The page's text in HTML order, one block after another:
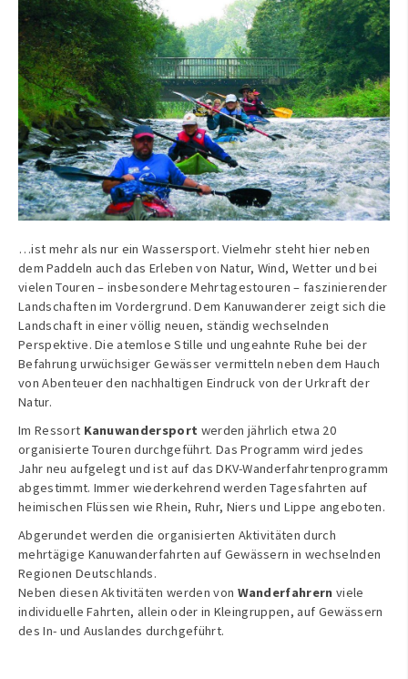
…ist mehr als nur ein Wassersport. Vielmehr steht hier neben
dem Paddeln auch das Erleben von Natur, Wind, Wetter und bei
vielen Touren – insbesondere Mehrtagestouren – faszinierender
Landschaften im Vordergrund. Dem Kanuwanderer zeigt sich die
Landschaft in einer völlig neuen, ständig wechselnden
Perspektive. Die atemlose Stille und ungeahnte Ruhe bei der
Befahrung urwüchsiger Gewässer vermitteln neben dem Hauch
von Abenteuer den nachhaltigen Eindruck von der Urkraft der
Natur.
Im Ressort Kanuwandersport werden jährlich etwa 20
organisierte Touren durchgeführt. Das Programm wird jedes
Jahr neu aufgelegt und ist auf das DKV-Wanderfahrtenprogramm
abgestimmt. Immer wiederkehrend werden Tagesfahrten auf
heimischen Flüssen wie Rhein, Ruhr, Niers und Lippe angeboten.
Abgerundet werden die organisierten Aktivitäten durch
mehrtägige Kanuwanderfahrten auf Gewässern in wechselnden
Regionen Deutschlands.
Neben diesen Aktivitäten werden von Wanderfahrern viele
individuelle Fahrten, allein oder in Kleingruppen, auf Gewässern
des In- und Auslandes durchgeführt.